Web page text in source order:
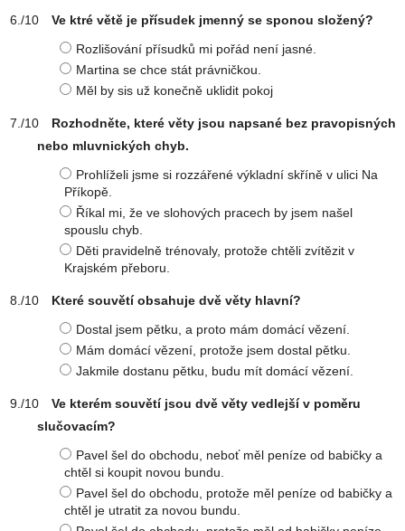
Ve ktré větě je přísudek jmenný se sponou složený?
Rozlišování přísudků mi pořád není jasné.
Martina se chce stát právničkou.
Měl by sis už konečně uklidit pokoj
Rozhodněte, které věty jsou napsané bez pravopisných
nebo mluvnických chyb.
Prohlíželi jsme si rozzářené výkladní skříně v ulici Na
Příkopě.
Říkal mi, že ve slohových pracech by jsem našel
spouslu chyb.
Děti pravidelně trénovaly, protože chtěli zvítězit v
Krajském přeboru.
Které souvětí obsahuje dvě věty hlavní?
Dostal jsem pětku, a proto mám domácí vězení.
Mám domácí vězení, protože jsem dostal pětku.
Jakmile dostanu pětku, budu mít domácí vězení.
Ve kterém souvětí jsou dvě věty vedlejší v poměru
slučovacím?
Pavel šel do obchodu, neboť měl peníze od babičky a
chtěl si koupit novou bundu.
Pavel šel do obchodu, protože měl peníze od babičky a
chtěl je utratit za novou bundu.